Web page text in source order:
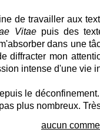
de travailler aux
Vitaepuis des
dans une
diffracter mon
intense d'une vie
le
plus nombreux.
aucun